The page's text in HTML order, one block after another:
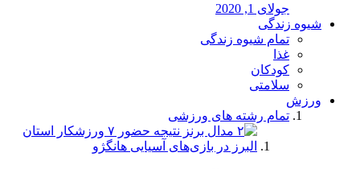
جولای 1, 2020
شیوه زندگی
تمام شیوه زندگی
غذا
کودکان
سلامتی
ورزش
تمام رشته های ورزشی